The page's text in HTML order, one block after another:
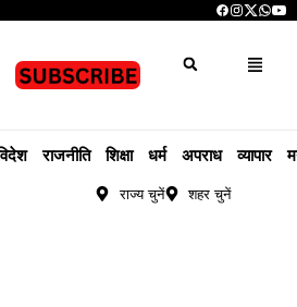
राजनीति शिक्षा धर्म अपराध व्यापार
राज्य चुनें शहर चुनें